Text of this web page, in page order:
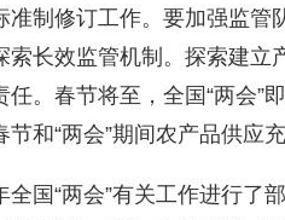
制修订工作。要加强监管
索长效监管机制。探索建
。春节将至，全国“两会”
和“两会”期间农产品供应
全国“两会”有关工作进行了